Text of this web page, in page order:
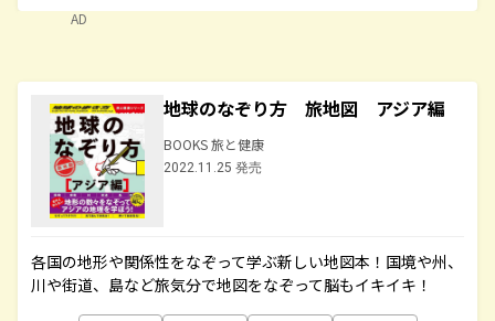
AD
地球のなぞり方 旅地図 アジア編
BOOKS 旅と健康
2022.11.25 発売
各国の地形や関係性をなぞって学ぶ新しい地図本！国境や州、
川や街道、島など旅気分で地図をなぞって脳もイキイキ！